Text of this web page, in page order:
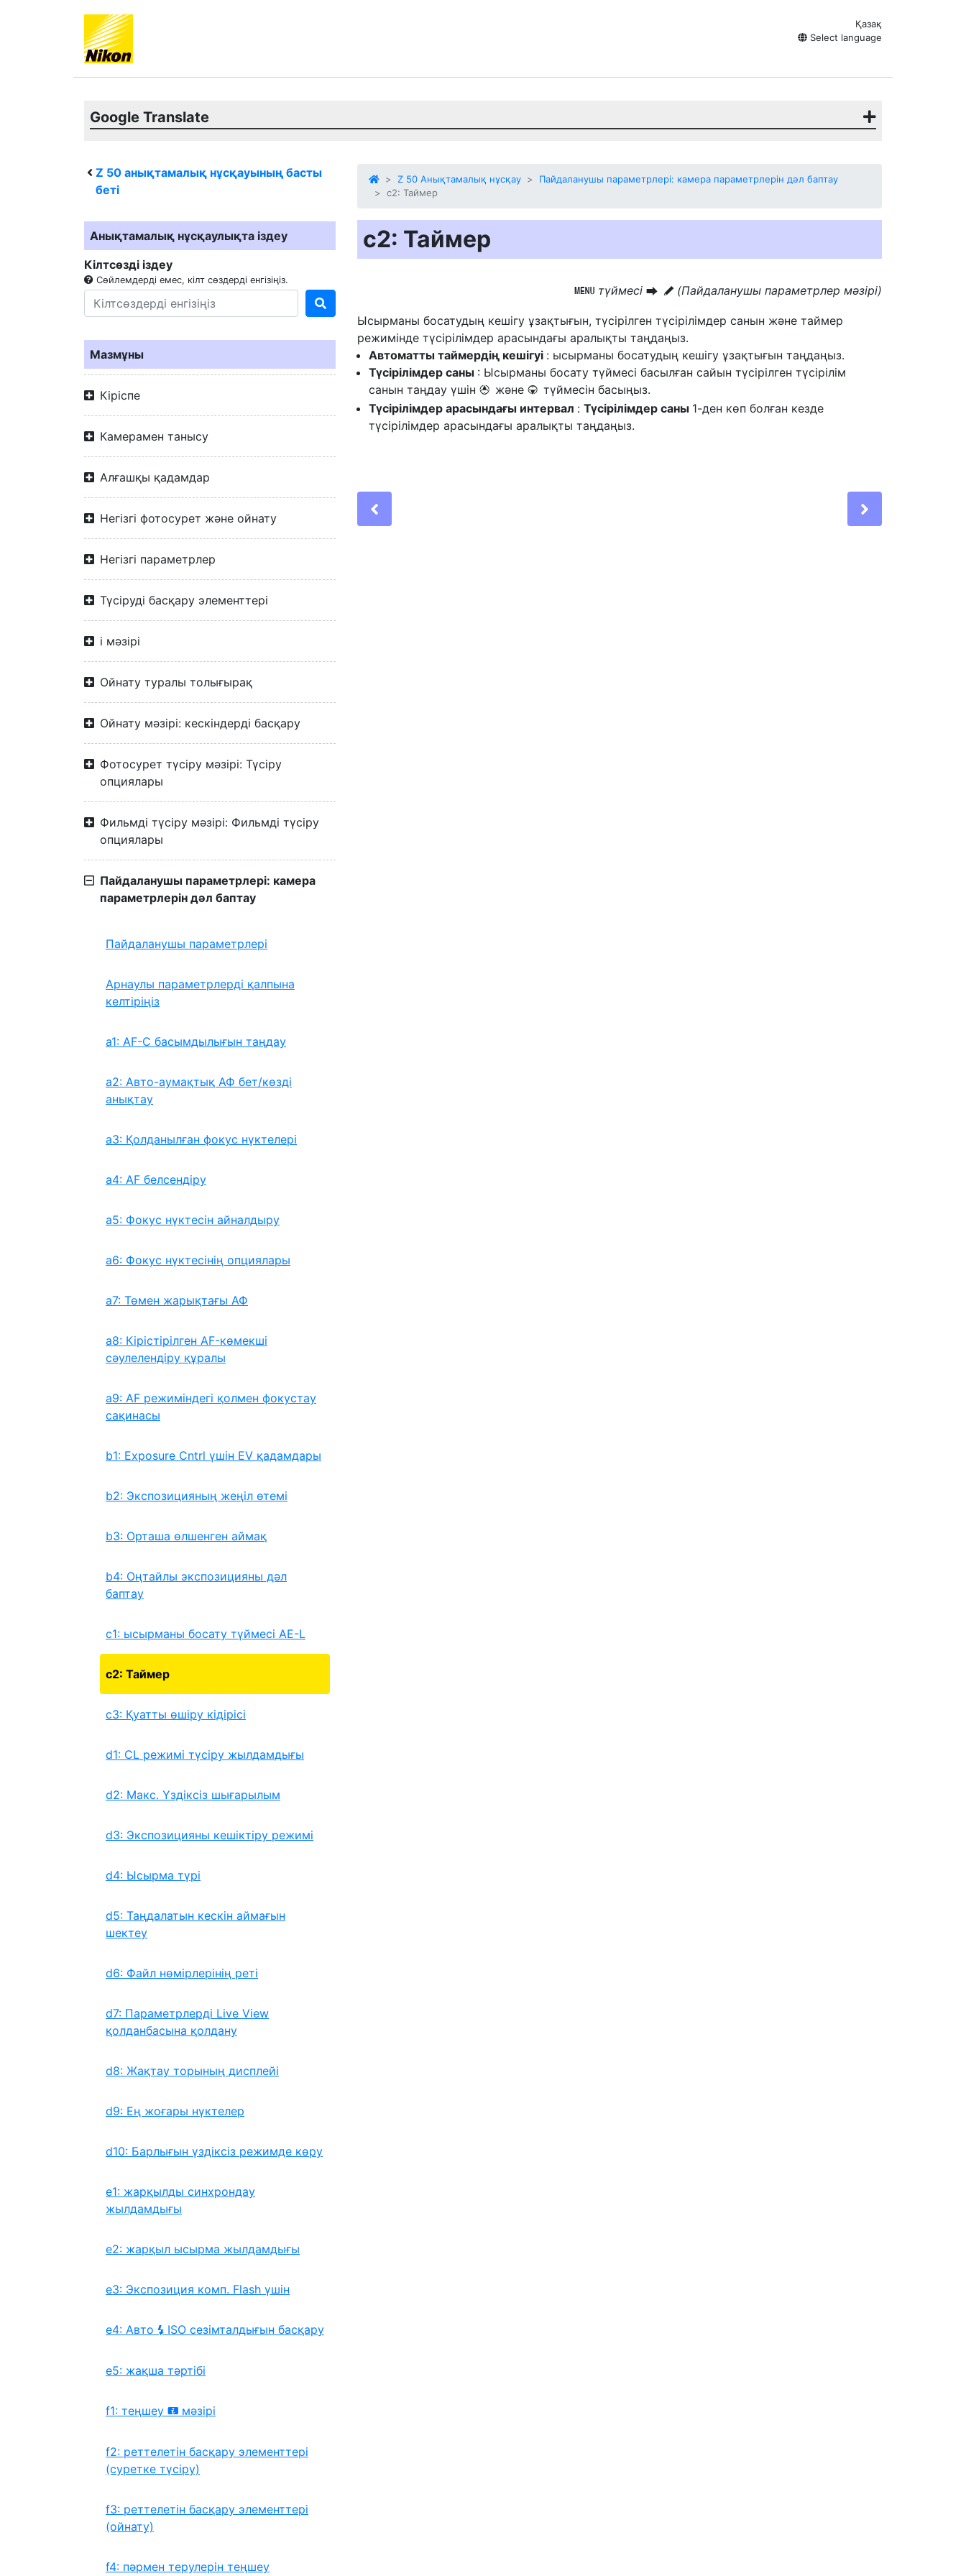
Қазақ
Select language
Google Translate
Z 50 анықтамалық нұсқауының басты
беті
Анықтамалық нұсқаулықта іздеу
Кілтсөзді іздеу
Сөйлемдерді емес, кілт сөздерді енгізіңіз.
Мазмұны
Кіріспе
Камерамен танысу
Алғашқы қадамдар
Негізгі фотосурет және ойнату
Негізгі параметрлер
Түсіруді басқару элементтері
i мәзірі
Ойнату туралы толығырақ
Ойнату мәзірі: кескіндерді басқару
Фотосурет түсіру мәзірі: Түсіру
опциялары
Фильмді түсіру мәзірі: Фильмді түсіру
опциялары
Пайдаланушы параметрлері: камера
параметрлерін дәл баптау
Пайдаланушы параметрлері
Арнаулы параметрлерді қалпына
келтіріңіз
a1: AF-C басымдылығын таңдау
a2: Авто-аумақтық АФ бет/көзді
анықтау
a3: Қолданылған фокус нүктелері
a4: AF белсендіру
a5: Фокус нүктесін айналдыру
a6: Фокус нүктесінің опциялары
a7: Төмен жарықтағы АФ
a8: Кірістірілген AF-көмекші
сəулелендіру құралы
a9: AF режиміндегі қолмен фокустау
сақинасы
b1: Exposure Cntrl үшін EV қадамдары
b2: Экспозицияның жеңіл өтемі
b3: Орташа өлшенген аймақ
b4: Оңтайлы экспозицияны дәл
баптау
c1: ысырманы босату түймесі AE-L
c2: Таймер
c3: Қуатты өшіру кідірісі
d1: CL режимі түсіру жылдамдығы
d2: Макс. Үздіксіз шығарылым
d3: Экспозицияны кешіктіру режимі
d4: Ысырма түрі
d5: Таңдалатын кескін аймағын
шектеу
d6: Файл нөмірлерінің реті
d7: Параметрлерді Live View
қолданбасына қолдану
d8: Жақтау торының дисплейі
d9: Ең жоғары нүктелер
d10: Барлығын үздіксіз режимде көру
e1: жарқылды синхрондау
жылдамдығы
e2: жарқыл ысырма жылдамдығы
e3: Экспозиция комп. Flash үшін
e4: Авто c ISO сезімталдығын басқару
e5: жақша тәртібі
f1: теңшеу i мәзірі
f2: реттелетін басқару элементтері
(суретке түсіру)
f3: реттелетін басқару элементтері
(ойнату)
f4: пәрмен терулерін теңшеу
Z 50 Анықтамалық нұсқау
Пайдаланушы параметрлері: камера параметрлерін дәл баптау
c2: Таймер
c2: Таймер
G түймесі U A (Пайдаланушы параметрлер мәзірі)
Ысырманы босатудың кешігу ұзақтығын, түсірілген түсірілімдер санын және таймер
режимінде түсірілімдер арасындағы аралықты таңдаңыз.
Автоматты таймердің кешігуі : ысырманы босатудың кешігу ұзақтығын таңдаңыз.
Түсірілімдер саны : Ысырманы босату түймесі басылған сайын түсірілген түсірілім
санын таңдау үшін 1 және 3 түймесін басыңыз.
Түсірілімдер арасындағы интервал : Түсірілімдер саны 1-ден көп болған кезде
түсірілімдер арасындағы аралықты таңдаңыз.